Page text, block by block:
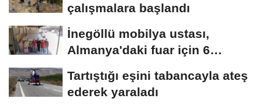
çalışmalara başlandı
İnegöllü mobilya ustası,
Almanya'daki fuar için 6
Tartıştığı eşini tabancayla ateş
ederek yaraladı